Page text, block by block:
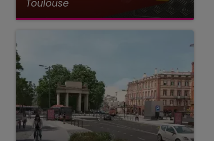
Toulouse